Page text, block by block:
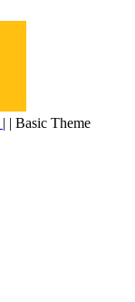
| | Basic Theme